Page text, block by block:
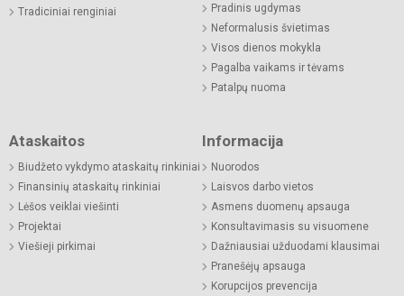
Tradiciniai renginiai
Pradinis ugdymas
Neformalusis švietimas
Visos dienos mokykla
Pagalba vaikams ir tėvams
Patalpų nuoma
Ataskaitos
Biudžeto vykdymo ataskaitų rinkiniai
Finansinių ataskaitų rinkiniai
Lėšos veiklai viešinti
Projektai
Viešieji pirkimai
Informacija
Nuorodos
Laisvos darbo vietos
Asmens duomenų apsauga
Konsultavimasis su visuomene
Dažniausiai užduodami klausimai
Pranešėjų apsauga
Korupcijos prevencija